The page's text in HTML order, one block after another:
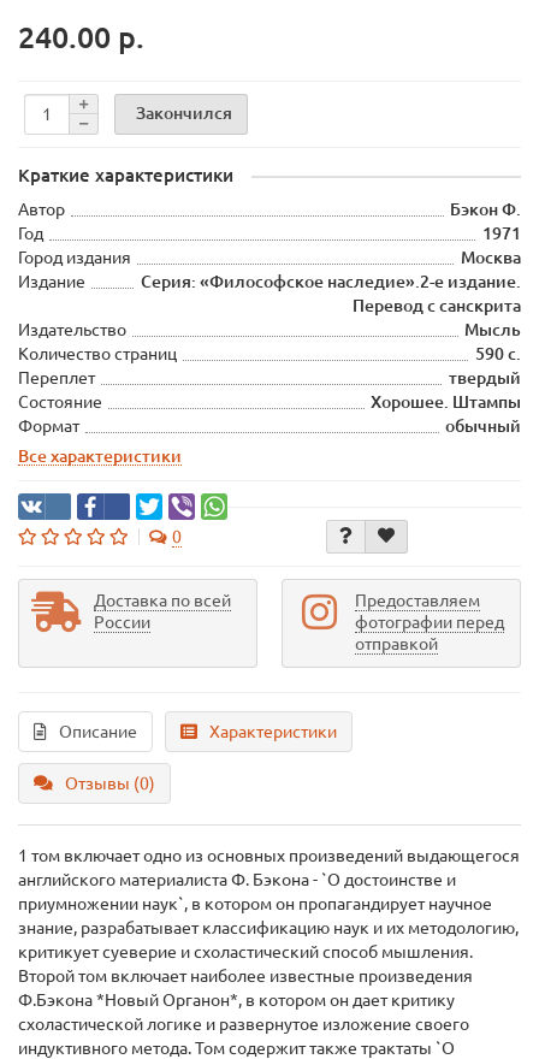
240.00 р.
Закончился
Краткие характеристики
Автор
Бэкон Ф.
Год
1971
Город издания
Москва
Издание
Серия: «Философское наследие».2-е издание.
Перевод с санскрита
Издательство
Мысль
Количество страниц
590 с.
Переплет
твердый
Состояние
Хорошее. Штампы
Формат
обычный
Все характеристики
0
Доставка по всей
России
Предоставляем
фотографии перед
отправкой
Описание Характеристики
Отзывы (0)
1 том включает одно из основных произведений выдающегося
английского материалиста Ф. Бэкона - `О достоинстве и
приумножении наук`, в котором он пропагандирует научное
знание, разрабатывает классификацию наук и их методологию,
критикует суеверие и схоластический способ мышления.
Второй том включает наиболее известные произведения
Ф.Бэкона *Новый Органон*, в котором он дает критику
схоластической логике и развернутое изложение своего
индуктивного метода. Том содержит также трактаты `О